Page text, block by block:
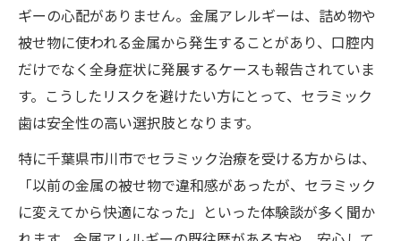
ギーの心配がありません。金属アレルギーは、詰め物や
被せ物に使われる金属から発生することがあり、口腔内
だけでなく全身症状に発展するケースも報告されていま
す。こうしたリスクを避けたい方にとって、セラミック
歯は安全性の高い選択肢となります。
特に千葉県市川市でセラミック治療を受ける方からは、
「以前の金属の被せ物で違和感があったが、セラミック
に変えてから快適になった」といった体験談が多く聞か